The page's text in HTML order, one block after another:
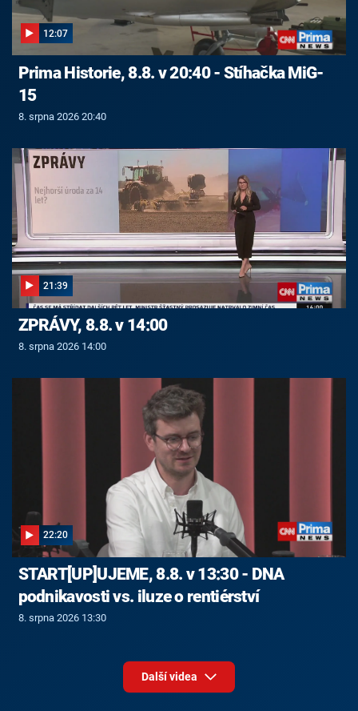
12:07
Prima Historie, 8.8. v 20:40 - Stíhačka MiG-
15
8. srpna 2026 20:40
21:39
ZPRÁVY, 8.8. v 14:00
8. srpna 2026 14:00
22:20
START[UP]UJEME, 8.8. v 13:30 - DNA
podnikavosti vs. iluze o rentiérství
8. srpna 2026 13:30
Další videa